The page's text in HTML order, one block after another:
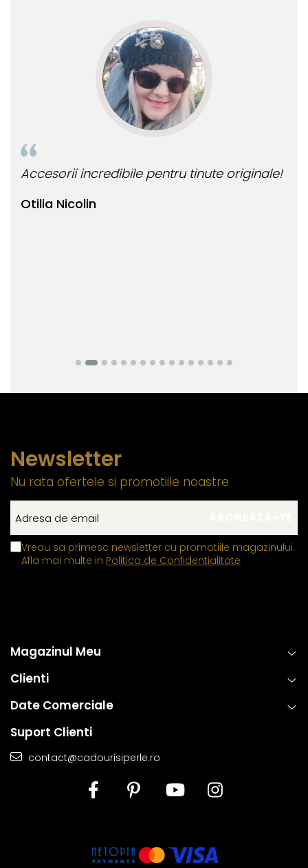
Otilia Nicolin
Accesorii incredibile pentru tinute originale!
Newsletter
Nu rata ofertele si promotiile noastre
Vreau sa primesc newsletter cu promotiile magazinului.
Afla mai multe in Politica de Confidentialitate
Magazinul Meu
Clienti
Date Comerciale
Suport Clienti
contact@cadourisiperle.ro